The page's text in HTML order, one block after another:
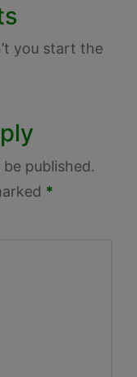
you start the
published.
*